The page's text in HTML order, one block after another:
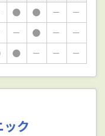
● ● －
－
－ ● －
－
● － － －
ク